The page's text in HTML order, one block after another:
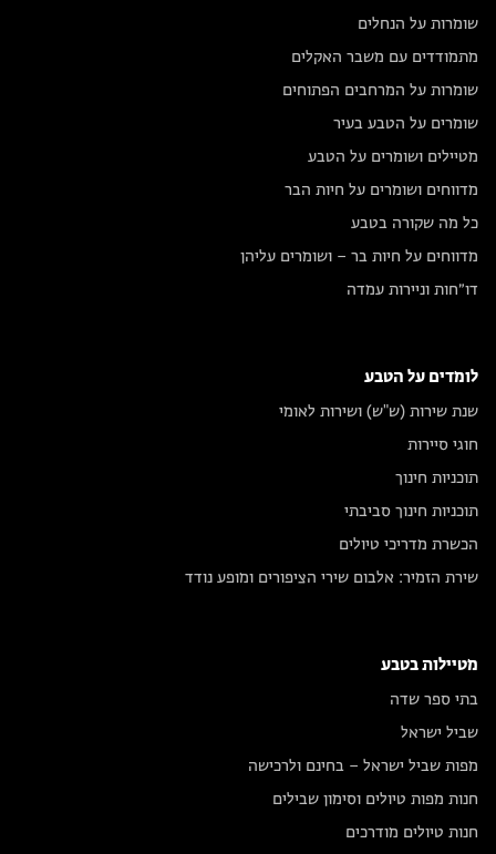
שומרות על הנחלים
מתמודדים עם משבר האקלים
שומרות על המרחבים הפתוחים
שומרים על הטבע בעיר
מטיילים ושומרים על הטבע
מדווחים ושומרים על חיות הבר
כל מה שקורה בטבע
מדווחים על חיות בר – ושומרים עליהן
דו״חות וניירות עמדה
לומדים על הטבע
שנת שירות (ש"ש) ושירות לאומי
חוגי סיירות
תוכניות חינוך
תוכניות חינוך סביבתי
הכשרת מדריכי טיולים
שירת הזמיר: אלבום שירי הציפורים ומופע נודד
מטיילות בטבע
בתי ספר שדה
שביל ישראל
מפות שביל ישראל – בחינם ולרכישה
חנות מפות טיולים וסימון שבילים
חנות טיולים מודרכים